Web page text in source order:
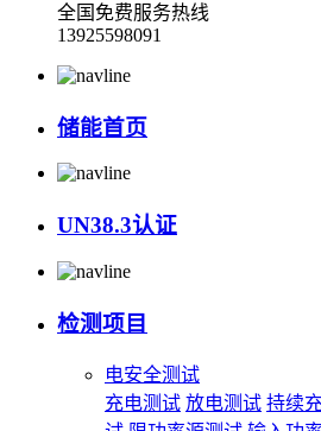
全国免费服务热线
13925598091
储能首页
UN38.3认证
检测项目
电安全测试
充电测试 放电测试 持续